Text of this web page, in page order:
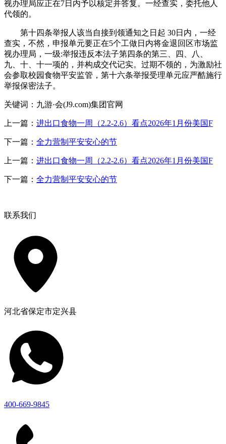
视办理局应正在7日内予以核定并答复。一经查实，委托他人
代领的。
第十四条举报人该当自接到领通知之日起 30日内，一经
查实，不然，申报单元要正在5个工做日内将金退回区市场监
视办理局，一级:举报违反本法子第四条的第三、四、八、
九、十、十一项的，并构成交代记实。过期不领的，为激励社
会参取校园食物平安监管，第十六条举报受理单元应严酷施行
举报保密法子。
关键词：九游·会(J9.com)集团官网
上一篇： 进出口食物一周（2.2-2.6）看点2026年1月份美国F
下一篇： 全力营制平安安心的节
上一篇： 进出口食物一周（2.2-2.6）看点2026年1月份美国F
下一篇： 全力营制平安安心的节
联系我们
河北省保定市定兴县
400-669-9845